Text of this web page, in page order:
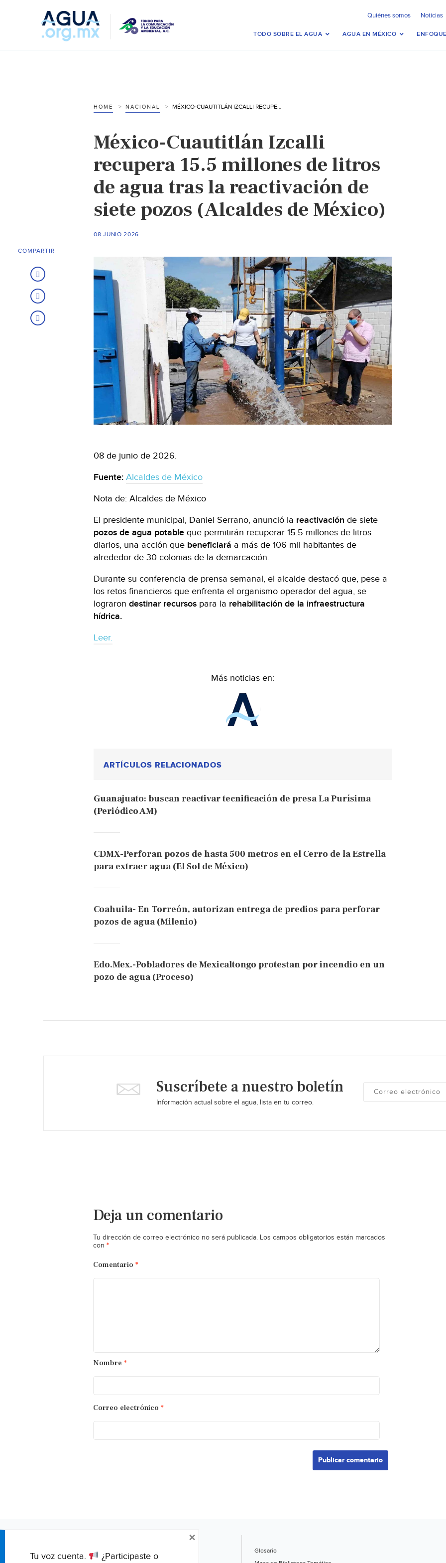
Quiénes somos Noticias
TODO SOBRE EL AGUA AGUA EN MÉXICO
HOME NACIONAL MÉXICO-CUAUTITLÁN IZCALLI RECUPERA 15.5 MILLONES DE LITROS DE AGUA TRAS LA REACTIVACIÓN DE SIETE POZOS (ALCALDES DE MÉXICO)
México-Cuautitlán Izcalli
recupera 15.5 millones de litros
de agua tras la reactivación de
siete pozos (Alcaldes de México)
08 JUNIO 2026
08 de junio de 2026.
Fuente: Alcaldes de México
Nota de: Alcaldes de México
El presidente municipal, Daniel Serrano, anunció la reactivación de siete
pozos de agua potable que permitirán recuperar 15.5 millones de litros
diarios, una acción que beneficiará a más de 106 mil habitantes de
alrededor de 30 colonias de la demarcación.
Durante su conferencia de prensa semanal, el alcalde destacó que, pese a
los retos financieros que enfrenta el organismo operador del agua, se
lograron destinar recursos para la rehabilitación de la infraestructura
hídrica.
Leer.
Más noticias en:
ARTÍCULOS RELACIONADOS
Guanajuato: buscan reactivar tecnificación de presa La Purísima
(Periódico AM)
CDMX-Perforan pozos de hasta 500 metros en el Cerro de la Estrella
para extraer agua (El Sol de México)
Coahuila- En Torreón, autorizan entrega de predios para perforar
pozos de agua (Milenio)
Edo.Mex.-Pobladores de Mexicaltongo protestan por incendio en un
pozo de agua (Proceso)
COMPARTIR
Suscríbete a nuestro boletín
Información actual sobre el agua, lista en tu correo.
Deja un comentario
Tu dirección de correo electrónico no será publicada. Los campos obligatorios están marcados
con *
Comentario *
Nombre *
Correo electrónico *
Glosario
Tu voz cuenta. ¿Participaste o
×